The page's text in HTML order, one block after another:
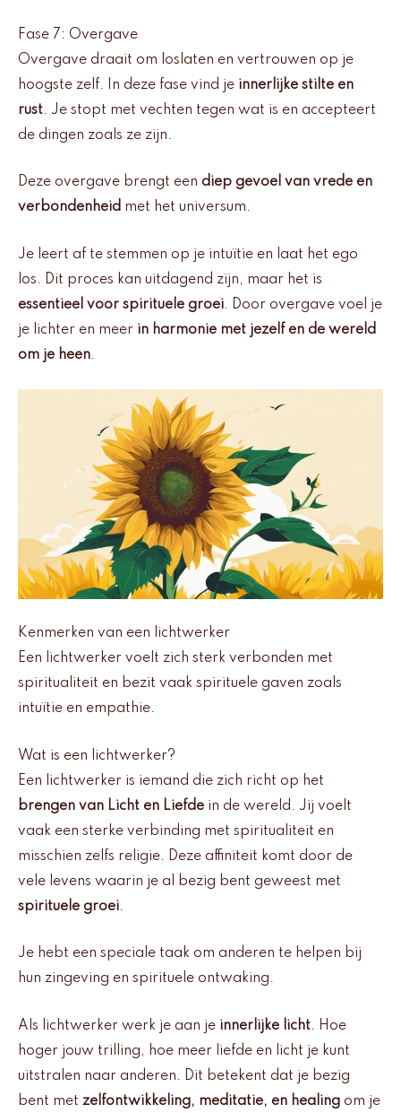
Fase 7: Overgave
Overgave draait om loslaten en vertrouwen op je
hoogste zelf. In deze fase vind je innerlijke stilte en
rust. Je stopt met vechten tegen wat is en accepteert
de dingen zoals ze zijn.
Deze overgave brengt een diep gevoel van vrede en
verbondenheid met het universum.
Je leert af te stemmen op je intuïtie en laat het ego
los. Dit proces kan uitdagend zijn, maar het is
essentieel voor spirituele groei. Door overgave voel je
je lichter en meer in harmonie met jezelf en de wereld
om je heen.
Kenmerken van een lichtwerker
Een lichtwerker voelt zich sterk verbonden met
spiritualiteit en bezit vaak spirituele gaven zoals
intuïtie en empathie.
Wat is een lichtwerker?
Een lichtwerker is iemand die zich richt op het
brengen van Licht en Liefde in de wereld. Jij voelt
vaak een sterke verbinding met spiritualiteit en
misschien zelfs religie. Deze affiniteit komt door de
vele levens waarin je al bezig bent geweest met
spirituele groei.
Je hebt een speciale taak om anderen te helpen bij
hun zingeving en spirituele ontwaking.
Als lichtwerker werk je aan je innerlijke licht. Hoe
hoger jouw trilling, hoe meer liefde en licht je kunt
uitstralen naar anderen. Dit betekent dat je bezig
bent met zelfontwikkeling, meditatie, en healing om je